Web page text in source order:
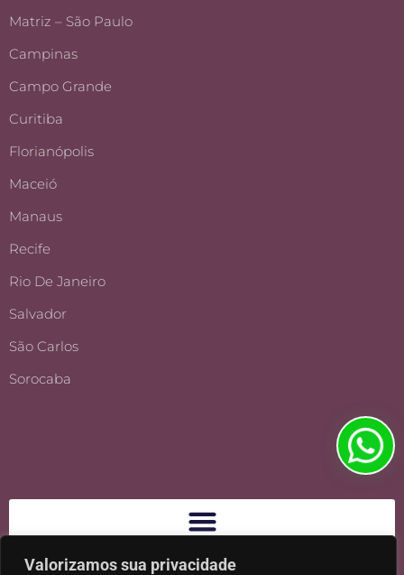
Valorizamos sua privacidade
Matriz – São Paulo
Campinas
Campo Grande
Curitiba
Florianópolis
Maceió
Manaus
Recife
Rio De Janeiro
Salvador
São Carlos
Sorocaba